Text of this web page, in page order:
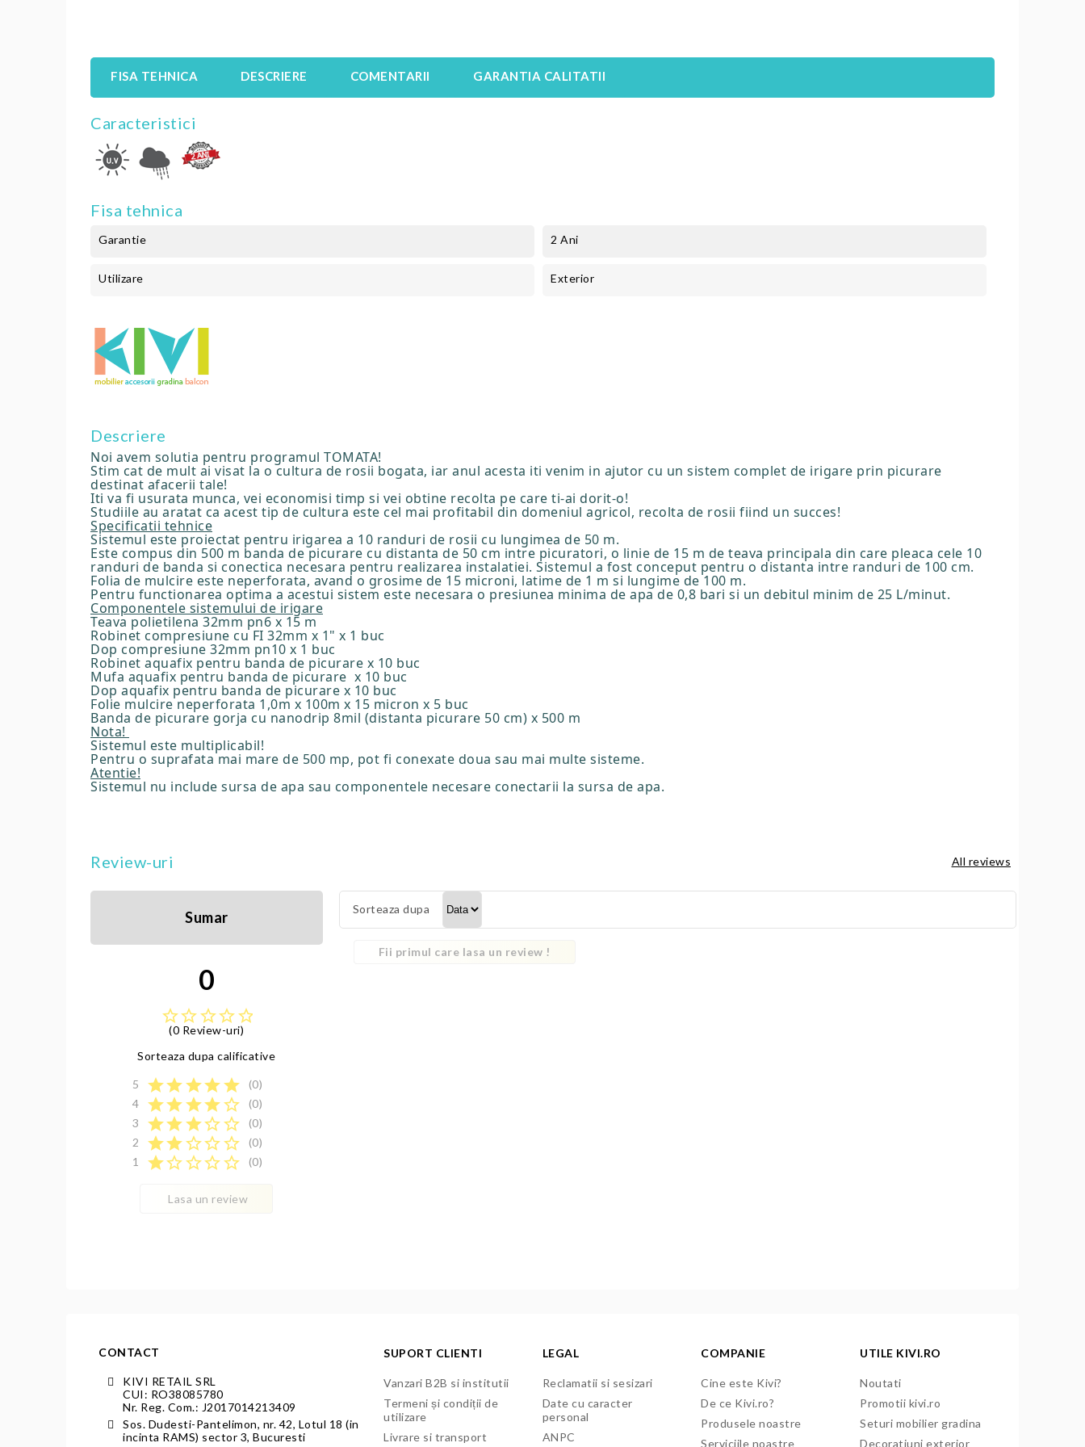
FISA TEHNICA DESCRIERE COMENTARII GARANTIA CALITATII
Caracteristici
Fisa tehnica
Garantie 2 Ani
Utilizare Exterior
Descriere
Noi avem solutia pentru programul TOMATA!
Stim cat de mult ai visat la o cultura de rosii bogata, iar anul acesta iti venim in ajutor cu un sistem complet de irigare prin picurare
destinat afacerii tale!
Iti va fi usurata munca, vei economisi timp si vei obtine recolta pe care ti-ai dorit-o!
Studiile au aratat ca acest tip de cultura este cel mai profitabil din domeniul agricol, recolta de rosii fiind un succes!
Specificatii tehnice
Sistemul este proiectat pentru irigarea a 10 randuri de rosii cu lungimea de 50 m.
Este compus din 500 m banda de picurare cu distanta de 50 cm intre picuratori, o linie de 15 m de teava principala din care pleaca cele 10
randuri de banda si conectica necesara pentru realizarea instalatiei. Sistemul a fost conceput pentru o distanta intre randuri de 100 cm.
Folia de mulcire este neperforata, avand o grosime de 15 microni, latime de 1 m si lungime de 100 m.
Pentru functionarea optima a acestui sistem este necesara o presiunea minima de apa de 0,8 bari si un debitul minim de 25 L/minut.
Componentele sistemului de irigare
Teava polietilena 32mm pn6 x 15 m
Robinet compresiune cu FI 32mm x 1" x 1 buc
Dop compresiune 32mm pn10 x 1 buc
Robinet aquafix pentru banda de picurare x 10 buc
Mufa aquafix pentru banda de picurare x 10 buc
Dop aquafix pentru banda de picurare x 10 buc
Folie mulcire neperforata 1,0m x 100m x 15 micron x 5 buc
Banda de picurare gorja cu nanodrip 8mil (distanta picurare 50 cm) x 500 m
Nota!
Sistemul este multiplicabil!
Pentru o suprafata mai mare de 500 mp, pot fi conexate doua sau mai multe sisteme.
Atentie!
Sistemul nu include sursa de apa sau componentele necesare conectarii la sursa de apa.
Review-uri All reviews
Sumar
0
star_borderstar_borderstar_borderstar_borderstar_border
(0 Review-uri)
Sorteaza dupa calificative
5 starstarstarstarstar
(0)
4
starstarstarstarstar_border
(0)
3
starstarstarstar_borderstar_border
(0)
2
starstarstar_borderstar_borderstar_border
(0)
1
starstar_borderstar_borderstar_borderstar_border (0)
Lasa un review
Sorteaza dupa
Fii primul care lasa un review !
CONTACT
KIVI RETAIL SRL
CUI: RO38085780
Nr. Reg. Com.: J2017014213409
Sos. Dudesti-Pantelimon, nr. 42, Lotul 18 (in
incinta RAMS) sector 3, Bucuresti
SUPORT CLIENTI
Vanzari B2B si institutii
Termeni și condiții de
utilizare
Livrare si transport
LEGAL
Reclamatii si sesizari
Date cu caracter
personal
ANPC
COMPANIE
Cine este Kivi?
De ce Kivi.ro?
Produsele noastre
Serviciile noastre
UTILE KIVI.RO
Noutati
Promotii kivi.ro
Seturi mobilier gradina
Decoratiuni exterior